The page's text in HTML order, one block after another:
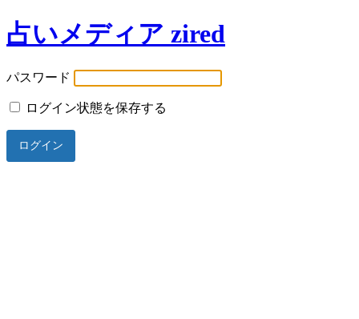
占いメディア zired
パスワード
ログイン状態を保存する